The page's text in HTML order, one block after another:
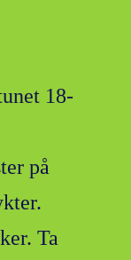
18-
på
Ta